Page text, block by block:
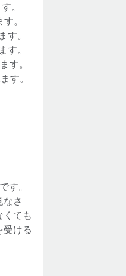
。
。
す。
す。
す。
す。
す。
さ
くても
受ける